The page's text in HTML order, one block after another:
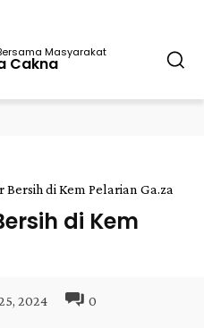
Masyarakat
Cakna
Bersih di Kem Pelarian Ga.za
di Kem
2024 0